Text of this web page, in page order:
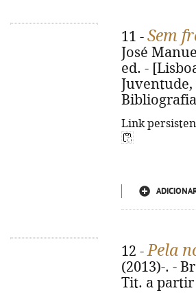
11 - Sem
José
ed. -
Juventude,
Link
12 -Pela
(2013)-. -
Tit. a partir